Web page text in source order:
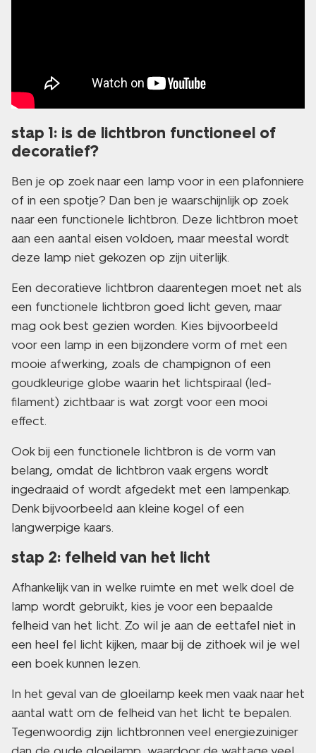
stap 1: is de lichtbron functioneel of
decoratief?
Ben je op zoek naar een lamp voor in een plafonniere
of in een spotje? Dan ben je waarschijnlijk op zoek
naar een functionele lichtbron. Deze lichtbron moet
aan een aantal eisen voldoen, maar meestal wordt
deze lamp niet gekozen op zijn uiterlijk.
Een decoratieve lichtbron daarentegen moet net als
een functionele lichtbron goed licht geven, maar
mag ook best gezien worden. Kies bijvoorbeeld
voor een lamp in een bijzondere vorm of met een
mooie afwerking, zoals de champignon of een
goudkleurige globe waarin het lichtspiraal (led-
filament) zichtbaar is wat zorgt voor een mooi
effect.
Ook bij een functionele lichtbron is de vorm van
belang, omdat de lichtbron vaak ergens wordt
ingedraaid of wordt afgedekt met een lampenkap.
Denk bijvoorbeeld aan kleine kogel of een
langwerpige kaars.
stap 2: felheid van het licht
Afhankelijk van in welke ruimte en met welk doel de
lamp wordt gebruikt, kies je voor een bepaalde
felheid van het licht. Zo wil je aan de eettafel niet in
een heel fel licht kijken, maar bij de zithoek wil je wel
een boek kunnen lezen.
In het geval van de gloeilamp keek men vaak naar het
aantal watt om de felheid van het licht te bepalen.
Tegenwoordig zijn lichtbronnen veel energiezuiniger